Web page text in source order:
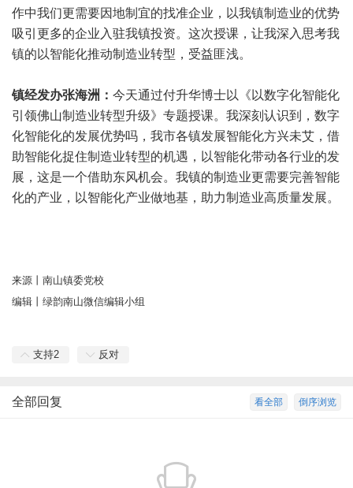
作中我们更需要因地制宜的找准企业，以我镇制造业的优势
吸引更多的企业入驻我镇投资。这次授课，让我深入思考我
镇的以智能化推动制造业转型，受益匪浅。
镇经发办张海洲： 今天通过付升华博士以《以数字化智能化
引领佛山制造业转型升级》专题授课。我深刻认识到，数字
化智能化的发展优势吗，我市各镇发展智能化方兴未艾，借
助智能化捉住制造业转型的机遇，以智能化带动各行业的发
展，这是一个借助东风机会。我镇的制造业更需要完善智能
化的产业，以智能化产业做地基，助力制造业高质量发展。
来源丨南山镇委党校
编辑丨绿韵南山微信编辑小组
支持2 反对
倒序浏览
看全部
全部回复